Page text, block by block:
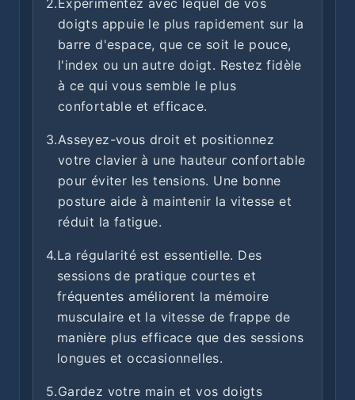
2.Expérimentez avec lequel de vos
doigts appuie le plus rapidement sur la
barre d'espace, que ce soit le pouce,
l'index ou un autre doigt. Restez fidèle
à ce qui vous semble le plus
confortable et efficace.
3.Asseyez-vous droit et positionnez
votre clavier à une hauteur confortable
pour éviter les tensions. Une bonne
posture aide à maintenir la vitesse et
réduit la fatigue.
4.La régularité est essentielle. Des
sessions de pratique courtes et
fréquentes améliorent la mémoire
musculaire et la vitesse de frappe de
manière plus efficace que des sessions
longues et occasionnelles.
5.Gardez votre main et vos doigts